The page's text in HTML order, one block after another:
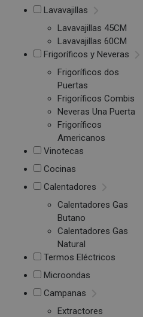
Lavavajillas
Lavavajillas 45CM
Lavavajillas 60CM
Frigoríficos y Neveras
Frigoríficos dos
Puertas
Frigoríficos Combis
Neveras Una Puerta
Frigoríficos
Americanos
Vinotecas
Cocinas
Calentadores
Calentadores Gas
Butano
Calentadores Gas
Natural
Termos Eléctricos
Microondas
Campanas
Extractores